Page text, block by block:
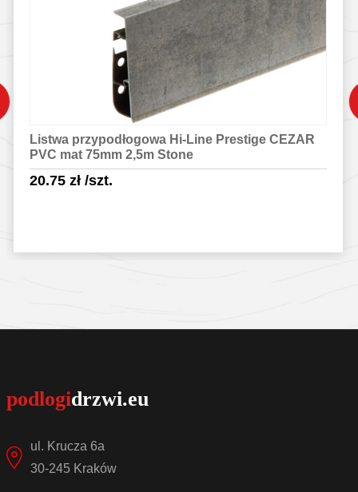
Listwa przypodłogowa Hi-Line Prestige CEZAR
PVC mat 75mm 2,5m Stone
20.75 zł/szt.
ul. Krucza 6a
30-245 Kraków